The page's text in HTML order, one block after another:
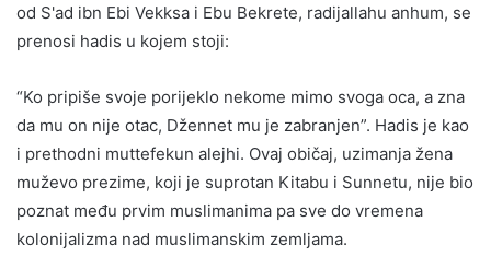
od S'ad ibn Ebi Vekksa i Ebu Bekrete, radijallahu anhum, se
prenosi hadis u kojem stoji:
“Ko pripiše svoje porijeklo nekome mimo svoga oca, a zna
da mu on nije otac, Džennet mu je zabranjen”. Hadis je kao
i prethodni muttefekun alejhi. Ovaj običaj, uzimanja žena
muževo prezime, koji je suprotan Kitabu i Sunnetu, nije bio
poznat među prvim muslimanima pa sve do vremena
kolonijalizma nad muslimanskim zemljama.